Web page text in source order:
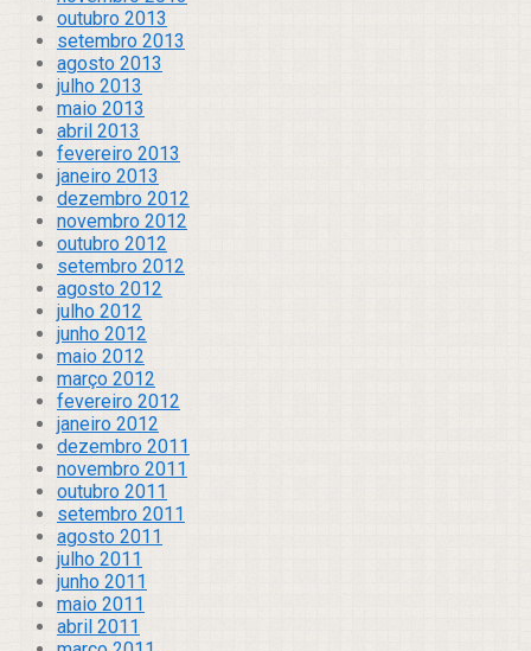
outubro 2013
setembro 2013
agosto 2013
julho 2013
maio 2013
abril 2013
fevereiro 2013
janeiro 2013
dezembro 2012
novembro 2012
outubro 2012
setembro 2012
agosto 2012
julho 2012
junho 2012
maio 2012
março 2012
fevereiro 2012
janeiro 2012
dezembro 2011
novembro 2011
outubro 2011
setembro 2011
agosto 2011
julho 2011
junho 2011
maio 2011
abril 2011